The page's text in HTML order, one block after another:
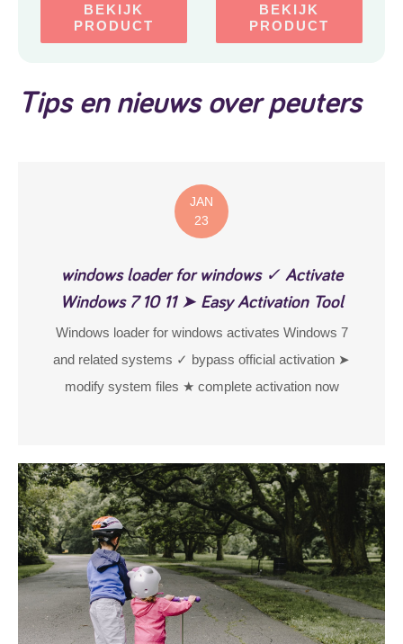
BEKIJK
PRODUCT
BEKIJK
PRODUCT
Tips en nieuws over peuters
JAN
23
windows loader for windows ✓ Activate
Windows 7 10 11 ➤ Easy Activation Tool
Windows loader for windows activates Windows 7
and related systems ✓ bypass official activation ➤
modify system files ★ complete activation now